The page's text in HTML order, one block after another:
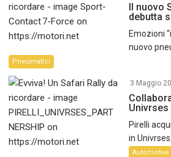
Il nuovo
debutta
Emozioni
nuovo
Pneumatici
3 Maggio
Pirelli
in Univrses...
Automotive